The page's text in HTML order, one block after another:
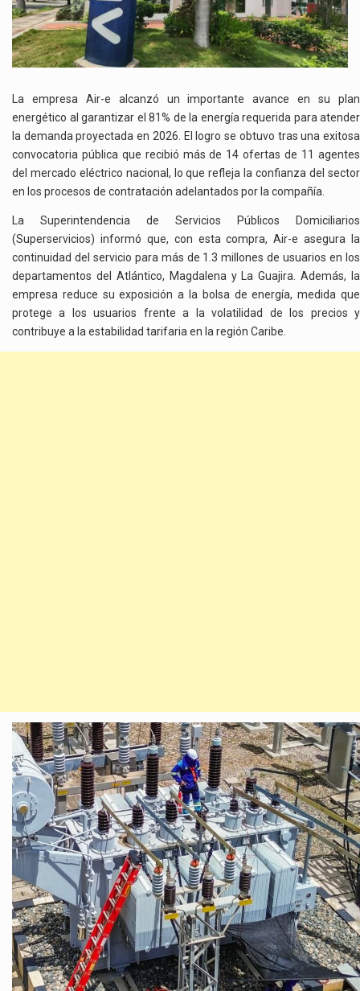
ENERGÍA
NECESARIA
PARA
CUBRIR
DEMANDA
DE
LA
REGIÓN
CARIBE
La empresa Air-e alcanzó un importante avance en su plan
energético al garantizar el 81% de la energía requerida para atender
la demanda proyectada en 2026. El logro se obtuvo tras una exitosa
convocatoria pública que recibió más de 14 ofertas de 11 agentes
del mercado eléctrico nacional, lo que refleja la confianza del sector
en los procesos de contratación adelantados por la compañía.
La Superintendencia de Servicios Públicos Domiciliarios
(Superservicios) informó que, con esta compra, Air-e asegura la
continuidad del servicio para más de 1.3 millones de usuarios en los
departamentos del Atlántico, Magdalena y La Guajira. Además, la
empresa reduce su exposición a la bolsa de energía, medida que
protege a los usuarios frente a la volatilidad de los precios y
contribuye a la estabilidad tarifaria en la región Caribe.